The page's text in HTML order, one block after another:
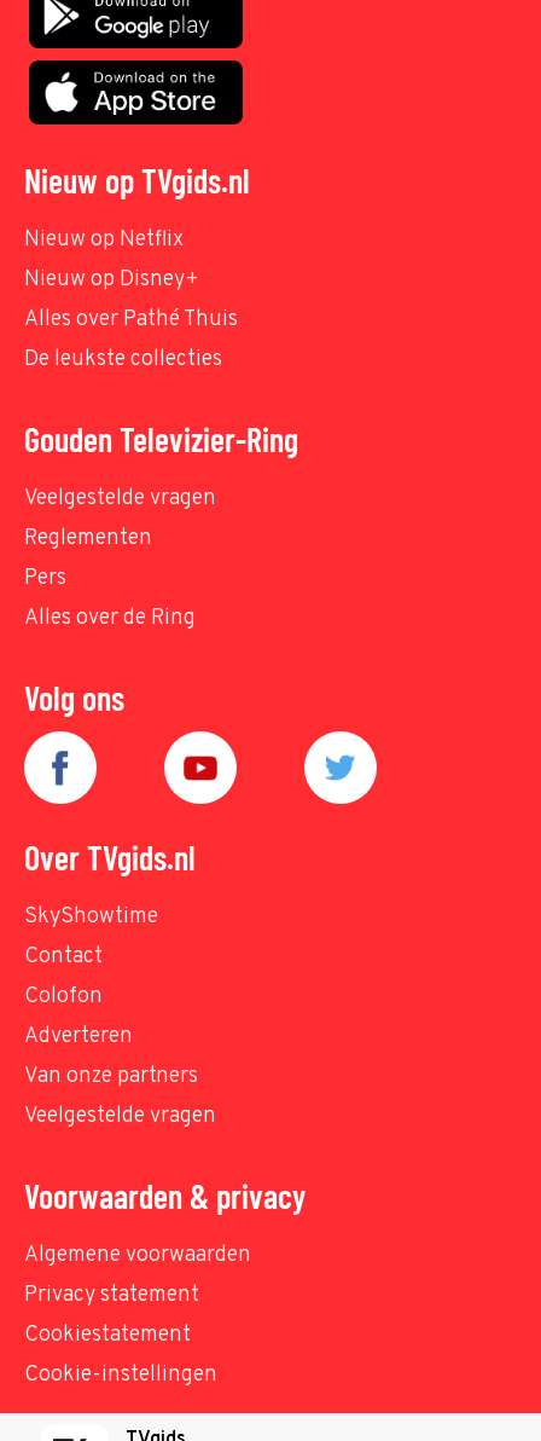
Nieuw op TVgids.nl
Nieuw op Netflix
Nieuw op Disney+
Alles over Pathé Thuis
De leukste collecties
Gouden Televizier-Ring
Veelgestelde vragen
Reglementen
Pers
Alles over de Ring
Volg ons
Over TVgids.nl
SkyShowtime
Contact
Colofon
Adverteren
Van onze partners
Veelgestelde vragen
Voorwaarden & privacy
Algemene voorwaarden
Privacy statement
Cookiestatement
Cookie-instellingen